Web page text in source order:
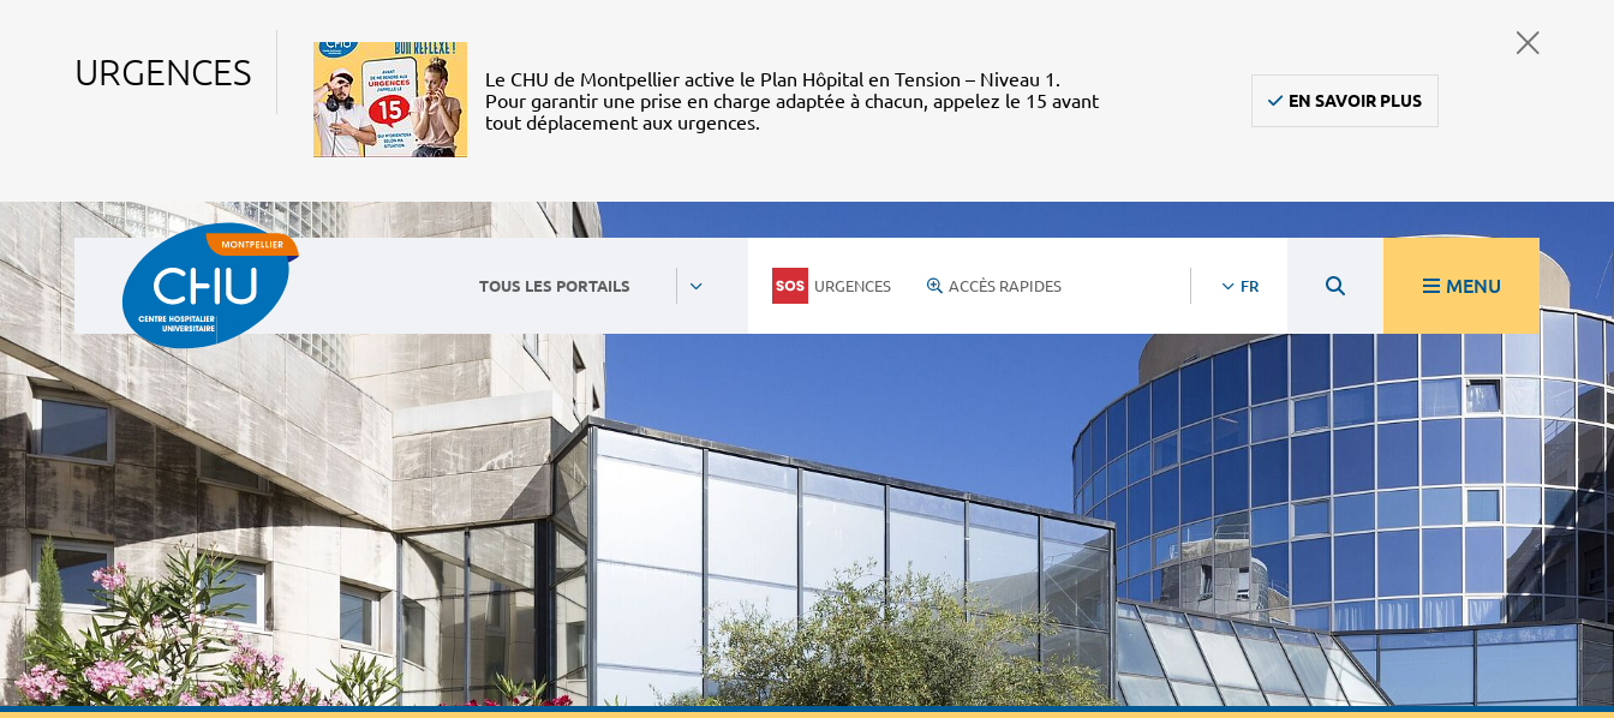
URGENCES
Le CHU de Montpellier active le Plan Hôpital en Tension – Niveau 1.
Pour garantir une prise en charge adaptée à chacun, appelez le 15 avant
tout déplacement aux urgences.
EN SAVOIR PLUS
TOUS LES PORTAILS URGENCES ACCÈS RAPIDES FR MENU